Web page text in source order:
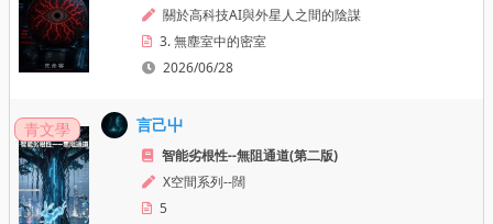
關於高科技AI與外星人之間的陰謀
3. 無塵室中的密室
2026/06/28
青文學 言己屮
智能劣根性--無阻通道(第二版)
X空間系列--闊
5